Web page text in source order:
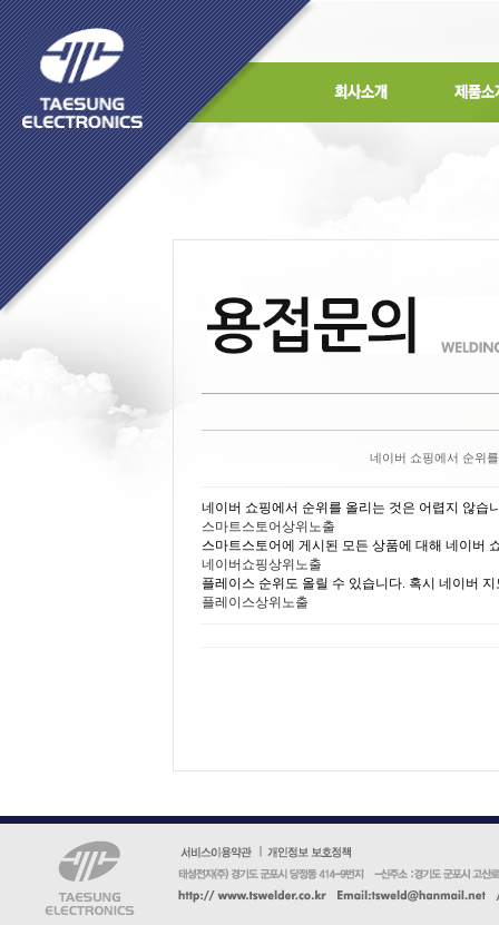
네이버 쇼핑에서 순위
네이버 쇼핑에서 순위를 올리는 것은 어렵지 않습
스마트스토어상위노출
스마트스토어에 게시된 모든 상품에 대해 네이버
네이버쇼핑상위노출
플레이스 순위도 올릴 수 있습니다. 혹시 네이버
플레이스상위노출